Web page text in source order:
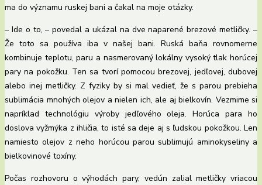
ma do významu ruskej bani a čakal na moje otázky.
– Ide o to, – povedal a ukázal na dve naparené brezové metličky. –
Že toto sa používa iba v našej bani. Ruská baňa rovnomerne
kombinuje teplotu, paru a nasmerovaný lokálny vysoký tlak horúcej
pary na pokožku. Ten sa tvorí pomocou brezovej, jedľovej, dubovej
alebo inej metličky. Z fyziky by si mal vedieť, že s parou prebieha
sublimácia mnohých olejov a nielen ich, ale aj bielkovín. Vezmime si
napríklad technológiu výroby jedľového oleja. Horúca para ho
doslova vyžmýka z ihličia, to isté sa deje aj s ľudskou pokožkou. Len
namiesto olejov z neho horúcou parou sublimujú aminokyseliny a
bielkovinové toxíny.
Počas rozhovoru o výhodách pary, vedún zalial metličky vriacou